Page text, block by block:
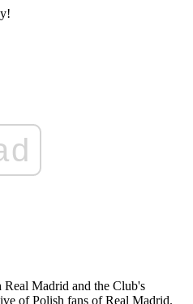
Madrid and the Club's
of Polish fans of Real Madrid.